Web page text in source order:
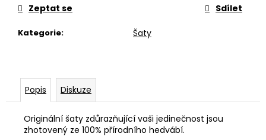
Kategorie: Šaty
Zeptat se Sdílet
Popis Diskuze
Originální šaty zdůrazňující vaši jedinečnost jsou
zhotovený ze 100% přírodního hedvábí.
m
ANDROMEDA
000